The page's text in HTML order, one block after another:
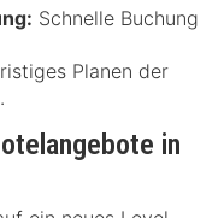
Schnelle Buchung
Planen der
in